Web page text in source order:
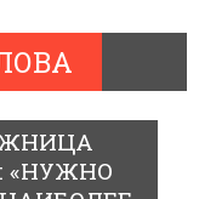
«НУЖНО